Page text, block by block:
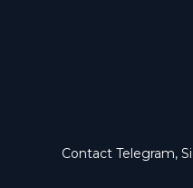
Contact Telegram,